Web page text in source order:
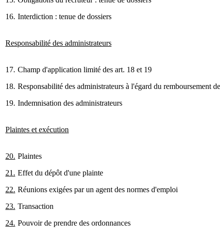
16. Interdiction : tenue de dossiers
Responsabilité des administrateurs
17.
18.
19.
Champ d'application limité des art. 18 et 19
Responsabilité des administrateurs à l'égard du remboursement
Indemnisation des administrateurs
Plaintes et exécution
20.
21.
22.
23.
24.
Plaintes
Effet du dépôt d'une plainte
Réunions exigées par un agent des normes d'emploi
Transaction
Pouvoir de prendre des ordonnances